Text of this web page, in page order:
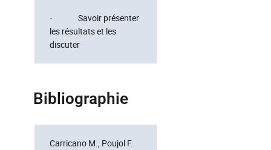
· Savoir présenter
les résultats et les
discuter
Bibliographie
Carricano M., Poujol F.